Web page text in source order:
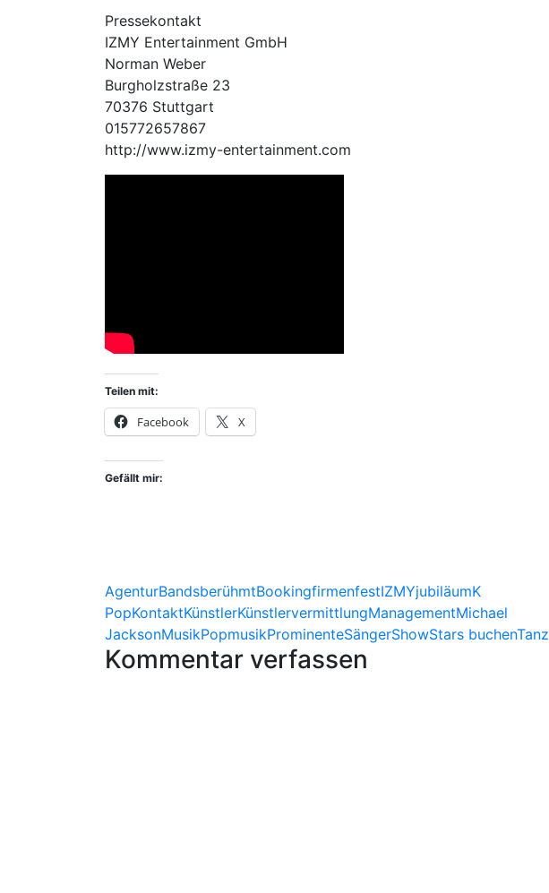
Pressekontakt
IZMY Entertainment GmbH
Norman Weber
Burgholzstraße 23
70376 Stuttgart
015772657867
http://www.izmy-entertainment.com
Teilen mit:
Facebook X
Gefällt mir:
AgenturBandsberühmtBookingfirmenfestIZMYjubiläumK
PopKontaktKünstlerKünstlervermittlungManagementMichael
JacksonMusikPopmusikProminenteSängerShowStars buchenTanz
Kommentar verfassen